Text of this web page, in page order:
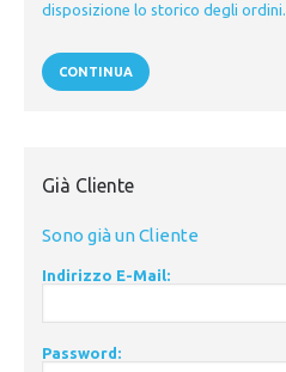
disposizione lo storico degli ordini.
CONTINUA
Già Cliente
Sono già un Cliente
Indirizzo E-Mail:
Password: